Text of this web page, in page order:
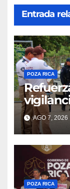
Entrada
POZA RICA
AGO 7, 2026
POZA RICA